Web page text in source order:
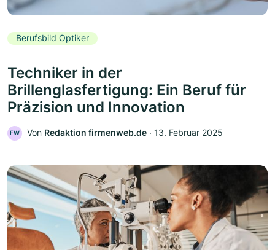
Berufsbild Optiker
Techniker in der
Brillenglasfertigung: Ein Beruf für
Präzision und Innovation
FW Von Redaktion firmenweb.de ‧ 13. Februar 2025